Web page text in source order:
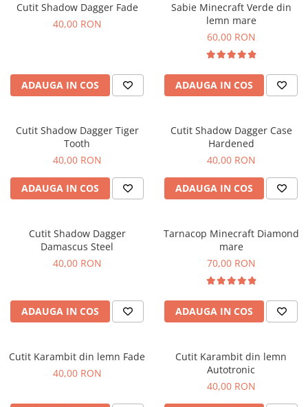
Pixuri Personalizate
Agende A5
Agende A6
Articole pentru Casa Personalizate
Ceasuri Personalizate
Calendare Personalizate
Tablouri Personalizate
Rame Foto
Brichete Personalizate
Orare Personalizate
Jucarii din lemn
Bayonete
Shadow daggers
Cutit Shadow Dagger Fade
40,00 RON
ADAUGA IN COS
Sabie Minecraft Verde din
lemn mare
60,00 RON
ADAUGA IN COS
Cutit Shadow Dagger Tiger
Tooth
40,00 RON
ADAUGA IN COS
Cutit Shadow Dagger Case
Hardened
40,00 RON
ADAUGA IN COS
Cutit Shadow Dagger
Damascus Steel
40,00 RON
ADAUGA IN COS
Tarnacop Minecraft Diamond
mare
70,00 RON
ADAUGA IN COS
Cutit Karambit din lemn Fade
40,00 RON
Cutit Karambit din lemn
Autotronic
40,00 RON